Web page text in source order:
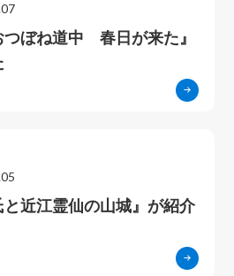
つぼね道中 春日が来た』
と近江霊仙の山城』が紹介